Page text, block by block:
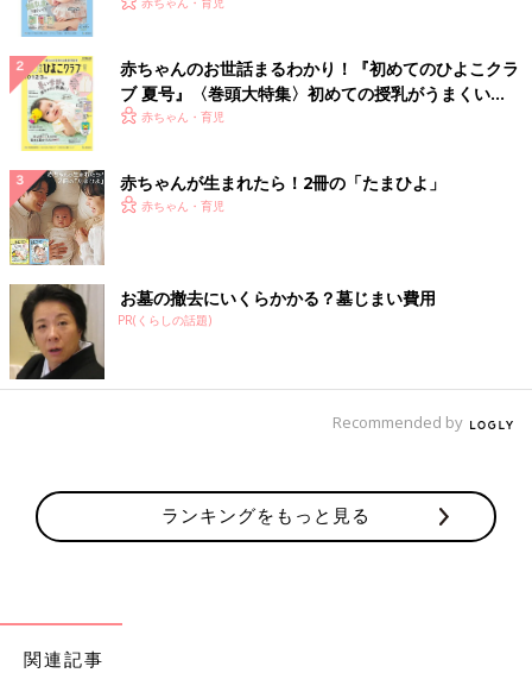
赤ちゃんのお世話まるわかり！『初めてのひよこクラ
ブ 夏号』〈巻頭大特集〉初めての授乳がうまくい
く！ おっぱい・ミルクの基本と夏のトラブル 解決テ
赤ちゃん・育児
赤ちゃんが生まれたら！2冊の「たまひよ」
赤ちゃん・育児
お墓の撤去にいくらかかる？墓じまい費用
PR(くらしの話題)
Recommended by
ランキングをもっと見る
関連記事